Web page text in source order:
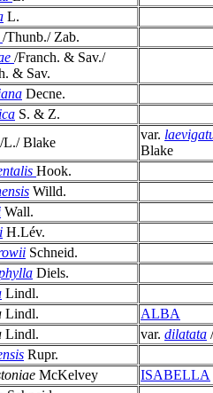
L.
/Thunb./ Zab.
/Franch. & Sav./
& Sav.
Decne.
S. & Z.
/L./ Blake
var.
Blake
Hook.
Willd.
Wall.
H.Lév.
Schneid.
Diels.
Lindl.
Lindl.
ALBA
Lindl. var. dilatata
Rupr.
McKelvey
ISABELLA